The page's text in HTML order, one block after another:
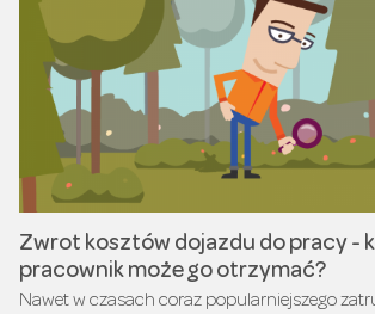
Zwrot kosztów dojazdu do pracy -
pracownik może go otrzymać?
Nawet w czasach coraz popularniejszego